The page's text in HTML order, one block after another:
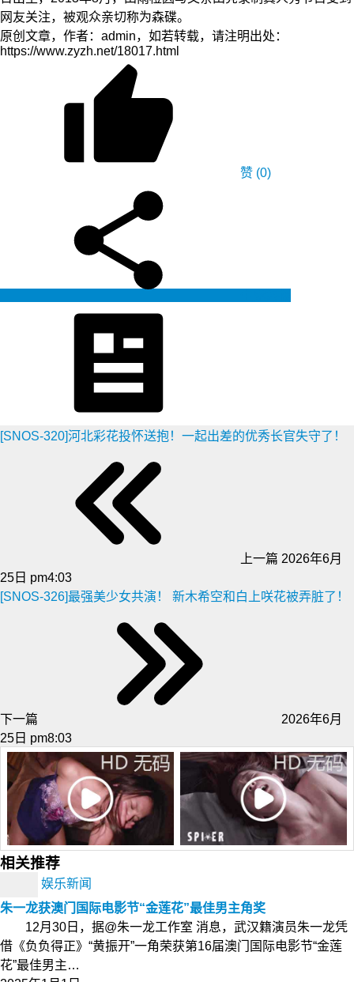
网友关注，被观众亲切称为森碟。
原创文章，作者：admin，如若转载，请注明出处：
https://www.zyzh.net/18017.html
赞 (0)
[SNOS-320]河北彩花投怀送抱！一起出差的优秀长官失守了！
上一篇 2026年6月
25日 pm4:03
[SNOS-326]最强美少女共演！ 新木希空和白上咲花被弄脏了！
下一篇
2026年6月
25日 pm8:03
相关推荐
娱乐新闻
朱一龙获澳门国际电影节“金莲花”最佳男主角奖
12月30日，据@朱一龙工作室 消息，武汉籍演员朱一龙凭
借《负负得正》“黄振开”一角荣获第16届澳门国际电影节“金莲
花”最佳男主…